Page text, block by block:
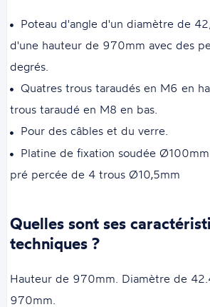
Poteau d'angle d'un diamètre de
d'une hauteur de 970mm avec des
degrés.
Quatres trous taraudés en M6 en
trous taraudé en M8 en bas.
Pour des câbles et du verre.
Platine de fixation soudée
pré percée de 4 trous Ø10,5mm
Quelles sont ses
techniques ?
Hauteur de 970mm. Diamètre de
970mm.